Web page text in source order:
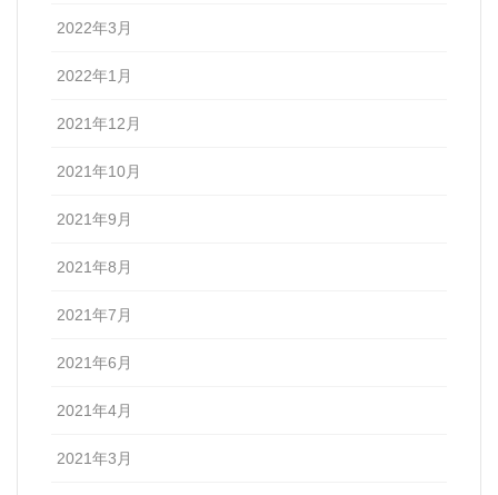
2022年3月
2022年1月
2021年12月
2021年10月
2021年9月
2021年8月
2021年7月
2021年6月
2021年4月
2021年3月